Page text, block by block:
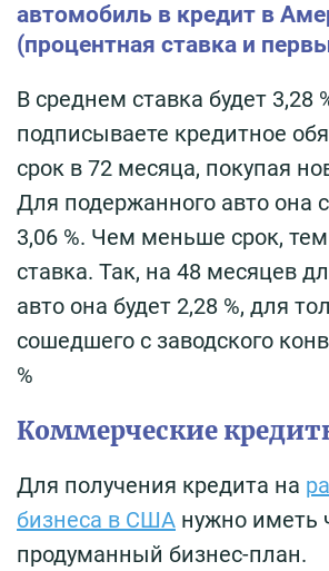
автомобиль в кредит в
(процентная ставка и
В среднем ставка будет 3,28
подписываете кредитное
срок в 72 месяца, покупая
Для подержанного авто она
3,06 %. Чем меньше срок,
ставка. Так, на 48 месяцев
авто она будет 2,28 %, для
сошедшего с заводского
%
Коммерческие
Для получения кредита на
бизнеса в США нужно иметь
продуманный бизнес-план.